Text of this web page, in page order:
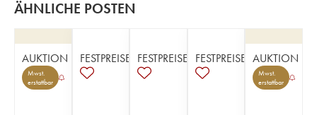
ÄHNLICHE POSTEN
AUKTION
Mwst.
erstattbar
FESTPREISE FESTPREISE FESTPREISE AUKTION
Mwst.
erstattbar